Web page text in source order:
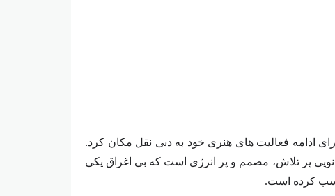
ادامه فعالیت‌ های هنری خود به دبی نقل مکان کرد.
پر تلاش، مصمم و پر انرژی است که بی‌ اغراق یکی
کسب کرده است.